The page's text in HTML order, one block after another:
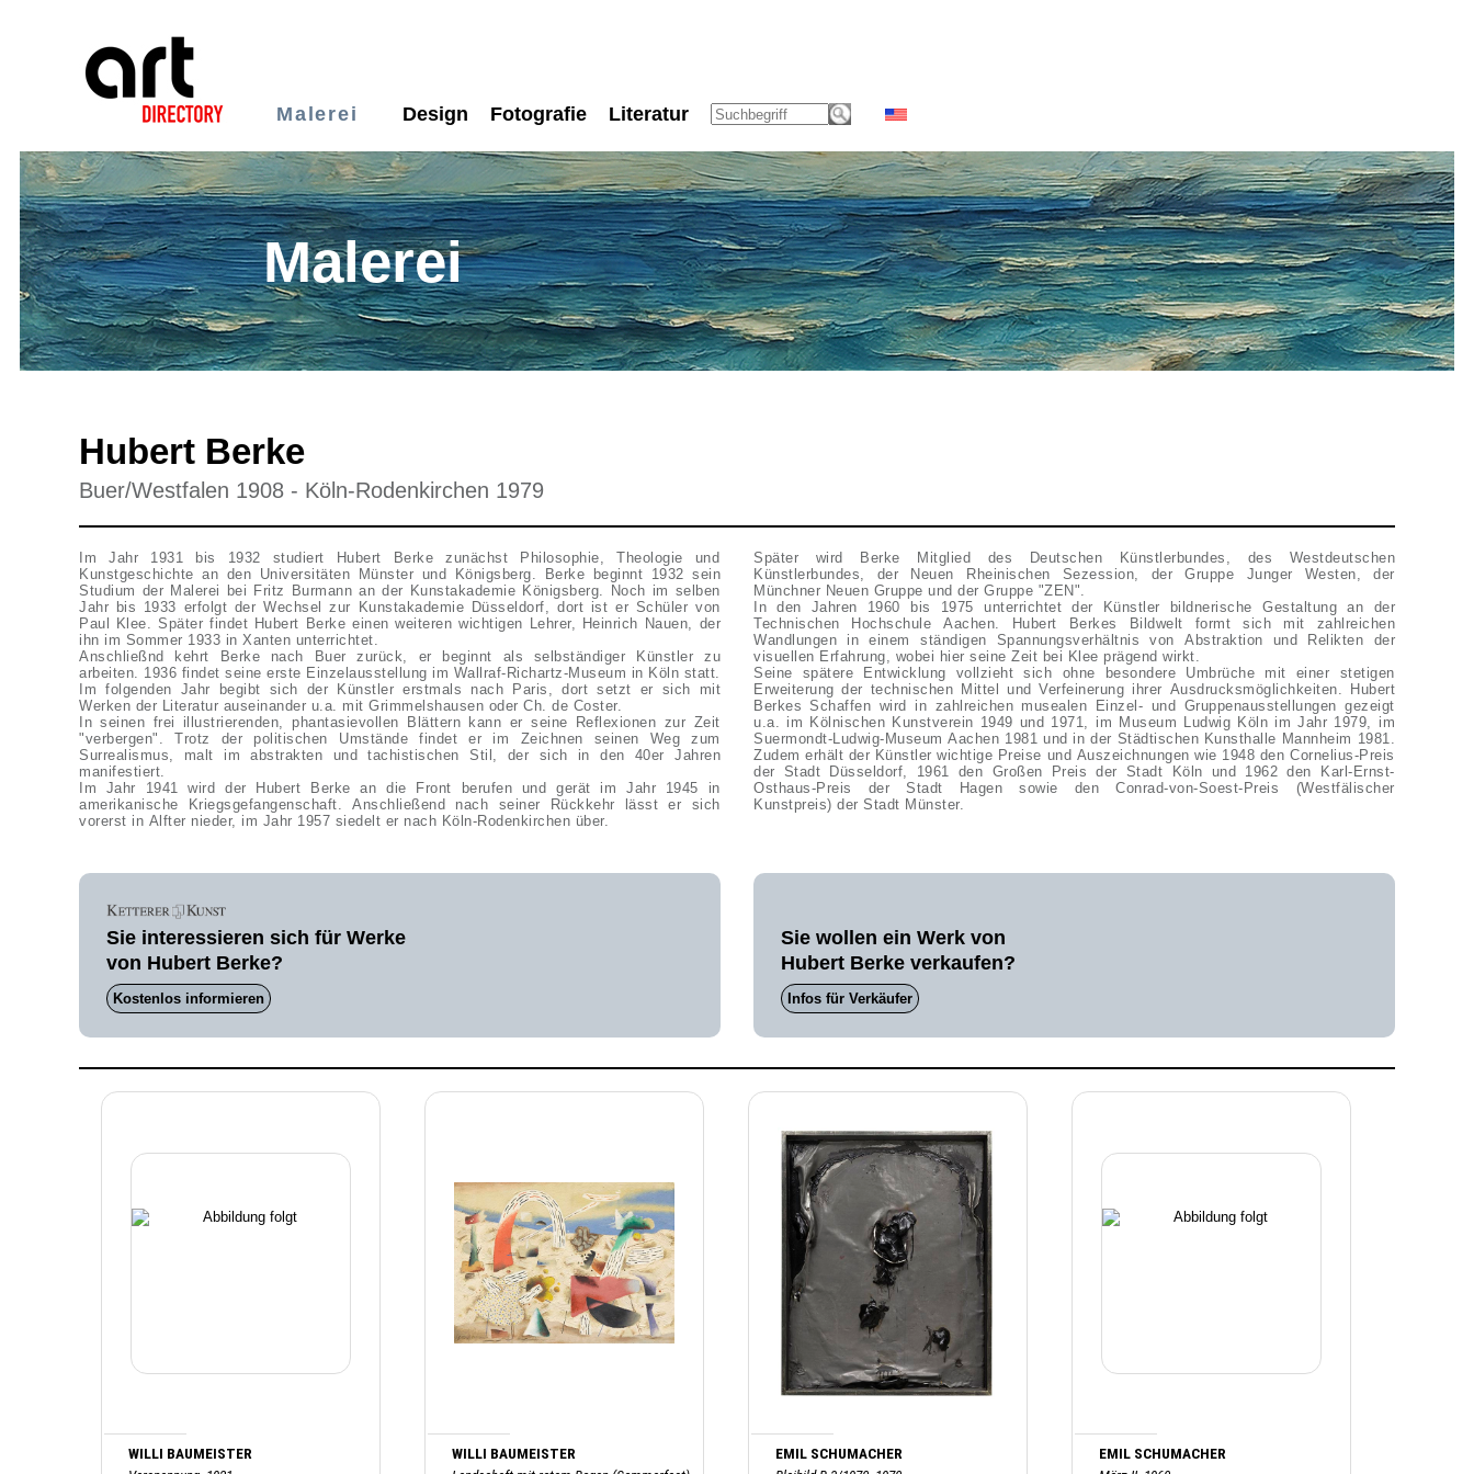
Malerei Design Fotografie Literatur
Malerei
Hubert Berke
Buer/Westfalen 1908 - Köln-Rodenkirchen 1979
Im Jahr 1931 bis 1932 studiert Hubert Berke zunächst Philosophie, Theologie und
Kunstgeschichte an den Universitäten Münster und Königsberg. Berke beginnt 1932 sein
Studium der Malerei bei Fritz Burmann an der Kunstakademie Königsberg. Noch im selben
Jahr bis 1933 erfolgt der Wechsel zur Kunstakademie Düsseldorf, dort ist er Schüler von
Paul Klee. Später findet Hubert Berke einen weiteren wichtigen Lehrer, Heinrich Nauen, der
ihn im Sommer 1933 in Xanten unterrichtet.
Anschließnd kehrt Berke nach Buer zurück, er beginnt als selbständiger Künstler zu
arbeiten. 1936 findet seine erste Einzelausstellung im Wallraf-Richartz-Museum in Köln statt.
Im folgenden Jahr begibt sich der Künstler erstmals nach Paris, dort setzt er sich mit
Werken der Literatur auseinander u.a. mit Grimmelshausen oder Ch. de Coster.
In seinen frei illustrierenden, phantasievollen Blättern kann er seine Reflexionen zur Zeit
"verbergen". Trotz der politischen Umstände findet er im Zeichnen seinen Weg zum
Surrealismus, malt im abstrakten und tachistischen Stil, der sich in den 40er Jahren
manifestiert.
Im Jahr 1941 wird der Hubert Berke an die Front berufen und gerät im Jahr 1945 in
amerikanische Kriegsgefangenschaft. Anschließend nach seiner Rückkehr lässt er sich
vorerst in Alfter nieder, im Jahr 1957 siedelt er nach Köln-Rodenkirchen über.
Später wird Berke Mitglied des Deutschen Künstlerbundes, des Westdeutschen
Künstlerbundes, der Neuen Rheinischen Sezession, der Gruppe Junger Westen, der
Münchner Neuen Gruppe und der Gruppe "ZEN".
In den Jahren 1960 bis 1975 unterrichtet der Künstler bildnerische Gestaltung an der
Technischen Hochschule Aachen. Hubert Berkes Bildwelt formt sich mit zahlreichen
Wandlungen in einem ständigen Spannungsverhältnis von Abstraktion und Relikten der
visuellen Erfahrung, wobei hier seine Zeit bei Klee prägend wirkt.
Seine spätere Entwicklung vollzieht sich ohne besondere Umbrüche mit einer stetigen
Erweiterung der technischen Mittel und Verfeinerung ihrer Ausdrucksmöglichkeiten. Hubert
Berkes Schaffen wird in zahlreichen musealen Einzel- und Gruppenausstellungen gezeigt
u.a. im Kölnischen Kunstverein 1949 und 1971, im Museum Ludwig Köln im Jahr 1979, im
Suermondt-Ludwig-Museum Aachen 1981 und in der Städtischen Kunsthalle Mannheim 1981.
Zudem erhält der Künstler wichtige Preise und Auszeichnungen wie 1948 den Cornelius-Preis
der Stadt Düsseldorf, 1961 den Großen Preis der Stadt Köln und 1962 den Karl-Ernst-
Osthaus-Preis der Stadt Hagen sowie den Conrad-von-Soest-Preis (Westfälischer
Kunstpreis) der Stadt Münster.
Sie interessieren sich für Werke
von Hubert Berke?
Kostenlos informieren
Sie wollen ein Werk von
Hubert Berke verkaufen?
Infos für Verkäufer
WILLI BAUMEISTER
WILLI BAUMEISTER
EMIL SCHUMACHER
EMIL SCHUMACHER